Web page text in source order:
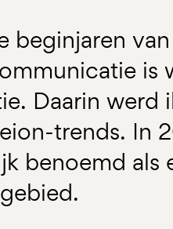
beginjaren
is
Daarin werd
trends. In
benoemd